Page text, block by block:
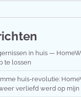
in huis —
te lossen
huis-revolutie:
verliefd werd op mijn